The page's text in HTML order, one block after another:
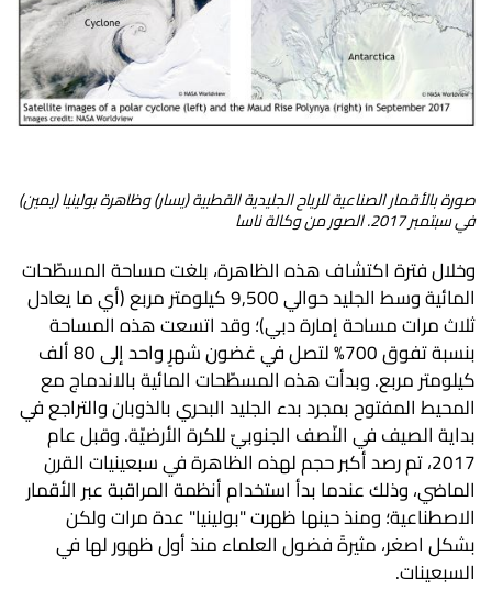
صورة بالأقمار الصناعية للرياح الجليدية القطبية (يسار) وظاهرة بولينيا (يمين)
في سبتمبر 2017. الصور من وكالة ناسا
وخلال فترة اكتشاف هذه الظاهرة، بلغت مساحة المسطّحات
المائية وسط الجليد حوالي 9,500 كيلومتر مربع (أي ما يعادل
ثلاث مرات مساحة إمارة دبي)؛ وقد اتسعت هذه المساحة
بنسبة تفوق 700% لتصل في غضون شهرٍ واحد إلى 80 ألف
كيلومتر مربع. وبدأت هذه المسطّحات المائية بالاندماج مع
المحيط المفتوح بمجرد بدء الجليد البحري بالذوبان والتراجع في
بداية الصيف في النّصف الجنوبيّ للكرة الأرضيّة. وقبل عام
2017، تم رصد أكبر حجم لهذه الظاهرة في سبعينيات القرن
الماضي، وذلك عندما بدأ استخدام أنظمة المراقبة عبر الأقمار
الاصطناعية؛ ومنذ حينها ظهرت "بولينيا" عدة مرات ولكن
بشكل اصغر، مثيرةً فضول العلماء منذ أول ظهور لها في
السبعينات.